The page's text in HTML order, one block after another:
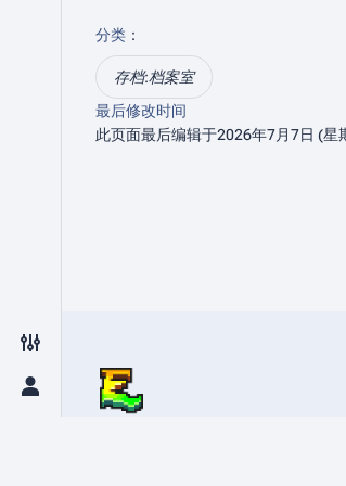
打开/关闭外观设置菜单
打开/关闭个人菜单
分类 ：​
存档:档案室
最后修改时间
此页面最后编辑于2026年7月7日 (星